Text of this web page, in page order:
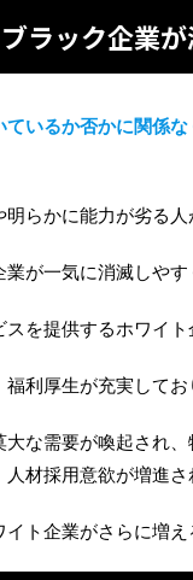
ラック企業が
いるか否かに関係
らかに能力が劣る
が一気に消滅しやす
を提供するホワイ
利厚生が充実して
な需要が喚起され
材採用意欲が増進さ
ト企業がさらに増え